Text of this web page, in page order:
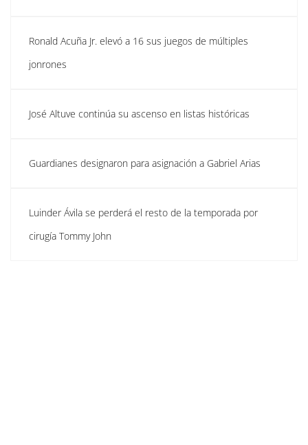
Ronald Acuña Jr. elevó a 16 sus juegos de múltiples
jonrones
José Altuve continúa su ascenso en listas históricas
Guardianes designaron para asignación a Gabriel Arias
Luinder Ávila se perderá el resto de la temporada por
cirugía Tommy John